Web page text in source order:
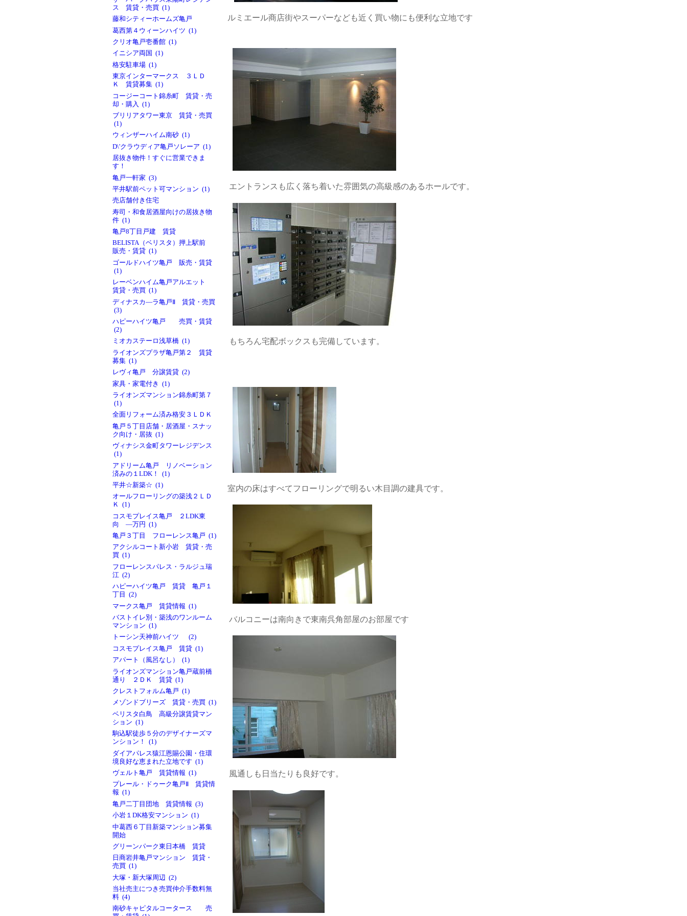
ルミエール商店街やスーパーなども近く買い物にも便利な立地です
エントランスも広く落ち着いた雰囲気の高級感のあるホールです。
もちろん宅配ボックスも完備しています。
室内の床はすべてフローリングで明るい木目調の建具です。
バルコニーは南向きで東南呉角部屋のお部屋です
風通しも日当たりも良好です。
ス 賃貸・売買 (1)
藤和シティーホームズ亀戸
葛西第４ウィーンハイツ (1)
クリオ亀戸壱番館 (1)
イニシア両国 (1)
格安駐車場 (1)
東京インターマークス ３ＬＤ
Ｋ 賃貸募集 (1)
コージーコート錦糸町 賃貸・売
却・購入 (1)
ブリリアタワー東京 賃貸・売買
(1)
ウィンザーハイム南砂 (1)
D\'クラウディア亀戸ソレーア (1)
居抜き物件！すぐに営業できま
す！
亀戸一軒家 (3)
平井駅前ペット可マンション (1)
売店舗付き住宅
寿司・和食居酒屋向けの居抜き物
件 (1)
亀戸8丁目戸建 賃貸
BELISTA（ベリスタ）押上駅前
販売・賃貸 (1)
ゴールドハイツ亀戸 販売・賃貸
(1)
レーベンハイム亀戸アルエット
賃貸・売買 (1)
ディナスカ―ラ亀戸Ⅱ 賃貸・売買
(3)
ハピーハイツ亀戸 売買・賃貸
(2)
ミオカステーロ浅草橋 (1)
ライオンズプラザ亀戸第２ 賃貸
募集 (1)
レヴィ亀戸 分譲賃貸 (2)
家具・家電付き (1)
ライオンズマンション錦糸町第７
(1)
全面リフォーム済み格安３ＬＤＫ
亀戸５丁目店舗・居酒屋・スナッ
ク向け・居抜 (1)
ヴィナシス金町タワーレジデンス
(1)
アドリーム亀戸 リノベーション
済みの１LDK！ (1)
平井☆新築☆ (1)
オールフローリングの築浅２ＬＤ
Ｋ (1)
コスモプレイス亀戸 ２LDK東
向 ―万円 (1)
亀戸３丁目 フローレンス亀戸 (1)
アクシルコート新小岩 賃貸・売
買 (1)
フローレンスパレス・ラルジュ瑞
江 (2)
ハピーハイツ亀戸 賃貸 亀戸１
丁目 (2)
マークス亀戸 賃貸情報 (1)
バストイレ別・築浅のワンルーム
マンション (1)
トーシン天神前ハイツ (2)
コスモプレイス亀戸 賃貸 (1)
アパート（風呂なし） (1)
ライオンズマンション亀戸蔵前橋
通り ２ＤＫ 賃貸 (1)
クレストフォルム亀戸 (1)
メゾンドブリーズ 賃貸・売買 (1)
ベリスタ白鳥 高級分譲賃貸マン
ション (1)
駒込駅徒歩５分のデザイナーズマ
ンション！ (1)
ダイアパレス猿江恩賜公園・住環
境良好な恵まれた立地です (1)
ヴェルト亀戸 賃貸情報 (1)
プレール・ドゥーク亀戸Ⅱ 賃貸情
報 (1)
亀戸二丁目団地 賃貸情報 (3)
小岩１DK格安マンション (1)
中葛西６丁目新築マンション募集
開始
グリーンパーク東日本橋 賃貸
日商岩井亀戸マンション 賃貸・
売買 (1)
大塚・新大塚周辺 (2)
当社売主につき売買仲介手数料無
料 (4)
南砂キャピタルコータース 売